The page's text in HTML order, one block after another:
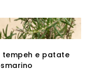
tempeh e patate